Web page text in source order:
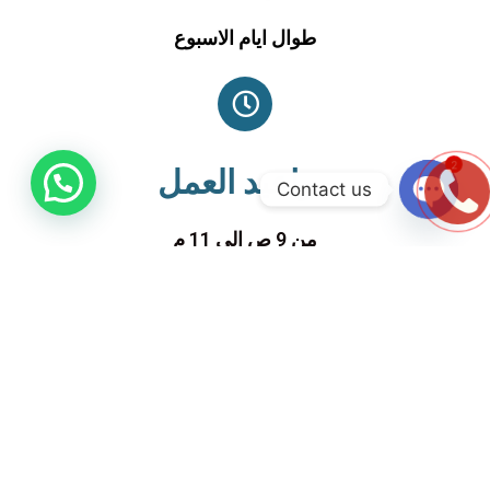
طوال ايام الاسبوع
مواعيد العمل
من 9 ص الى 11 م
Contact us
OPEN
2